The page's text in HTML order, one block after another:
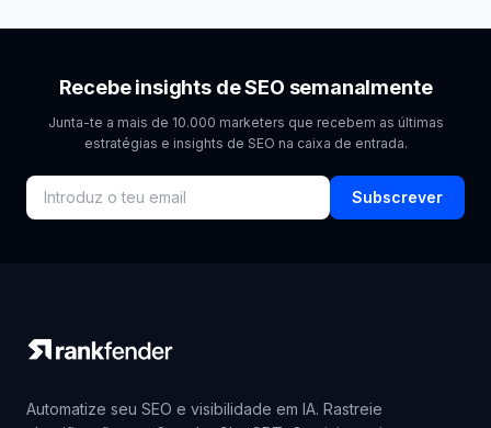
Recebe insights de SEO semanalmente
Junta-te a mais de 10.000 marketers que recebem as últimas
estratégias e insights de SEO na caixa de entrada.
Subscrever
Automatize seu SEO e visibilidade em IA. Rastreie